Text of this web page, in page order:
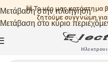
🚧 Το νέο μας κατάστημα
ζητούμε συγγνώμη
Μετάβαση στην πλοήγηση
Μετάβαση στο κύριο